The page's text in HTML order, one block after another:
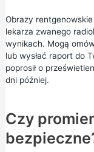
Obrazy
lekarza zwanego
wynikach. Mogą
lub wysłać raport do
poprosił o
dni później.
Czy